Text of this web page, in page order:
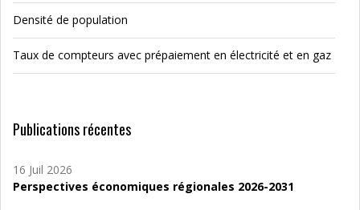
Densité de population
Taux de compteurs avec prépaiement en électricité et en gaz
Publications récentes
16 Juil 2026
Perspectives économiques régionales 2026-2031